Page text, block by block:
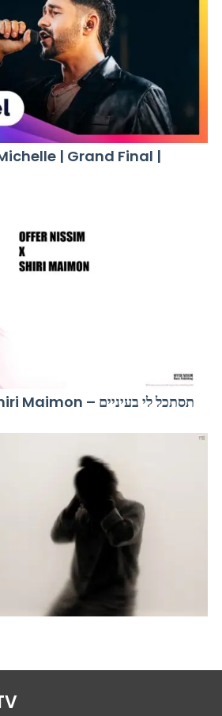
| Grand Final |
Offer Nissim X Shiri Maimon – תסתכל לי בעיניים